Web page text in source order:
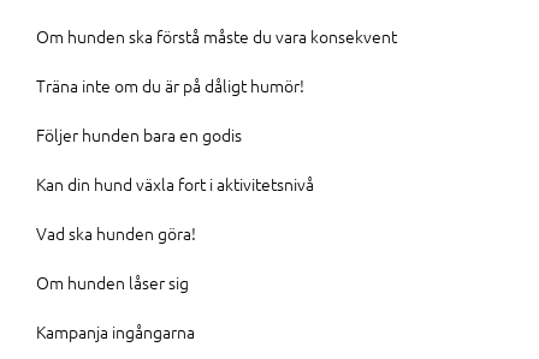
Om hunden ska förstå måste du vara konsekvent
Träna inte om du är på dåligt humör!
Följer hunden bara en godis
Kan din hund växla fort i aktivitetsnivå
Vad ska hunden göra!
Om hunden låser sig
Kampanja ingångarna